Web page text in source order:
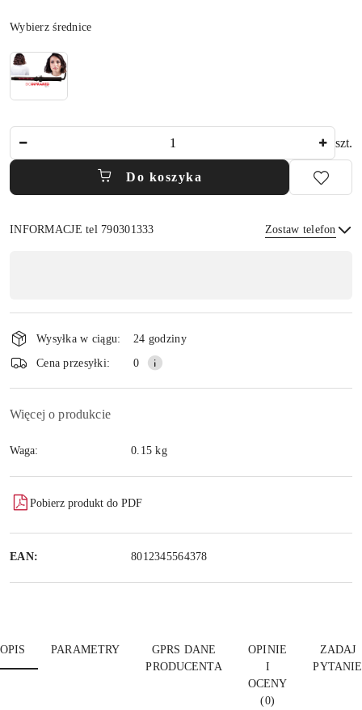
Wariant
Wybierz średnice
szt.
Do koszyka
INFORMACJE tel 790301333 Zostaw telefon
płatność
i
dostawaWysyłka w ciągu:
24 godziny
Cena przesyłki:
0
Więcej o produkcie
Waga: 0.15 kg
Pobierz produkt do PDF
EAN: 8012345564378
OPIS PARAMETRY
GPRS DANE
PRODUCENTA
OPINIE
I
OCENY
(0)
ZADAJ
PYTANIE